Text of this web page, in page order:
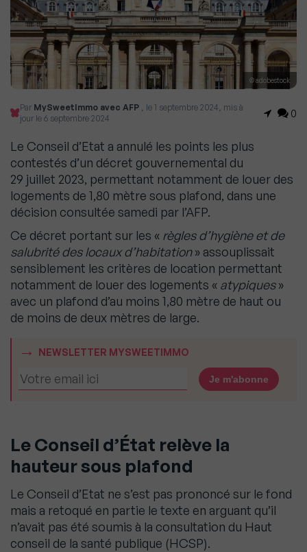
© adobestock
Par MySweetImmo avec AFP , le 1 septembre 2024, mis à
jour le 6 septembre 2024
0
Le Conseil d’Etat a annulé les points les plus
contestés d’un décret gouvernemental du
29 juillet 2023, permettant notamment de louer des
logements de 1,80 mètre sous plafond, dans une
décision consultée samedi par l’AFP.
Ce décret portant sur les « règles d’hygiène et de
salubrité des locaux d’habitation» assouplissait
sensiblement les critères de location permettant
notamment de louer des logements « atypiques»
avec un plafond d’au moins 1,80 mètre de haut ou
de moins de deux mètres de large.
NEWSLETTER MYSWEETIMMO
Le Conseil d’État relève la
hauteur sous plafond
Le Conseil d’Etat ne s’est pas prononcé sur le fond
mais a retoqué en partie le texte en arguant qu’il
n’avait pas été soumis à la consultation du Haut
conseil de la santé publique (HCSP).